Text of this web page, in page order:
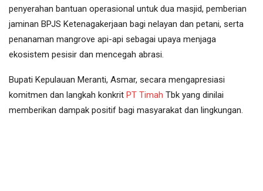
penyerahan bantuan operasional untuk dua masjid, pemberian
jaminan BPJS Ketenagakerjaan bagi nelayan dan petani, serta
penanaman mangrove api-api sebagai upaya menjaga
ekosistem pesisir dan mencegah abrasi.
Bupati Kepulauan Meranti, Asmar, secara mengapresiasi
komitmen dan langkah konkrit PT Timah Tbk yang dinilai
memberikan dampak positif bagi masyarakat dan lingkungan.